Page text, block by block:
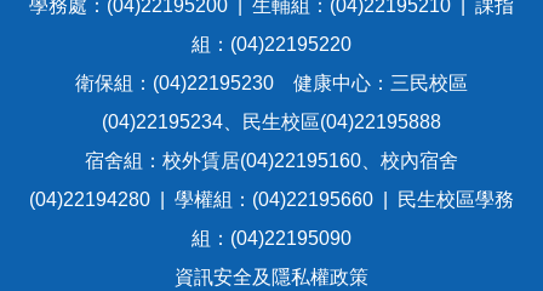
學務處：(04)22195200 | 生輔組：(04)22195210 | 課指
組：(04)22195220
衛保組：(04)22195230 健康中心：三民校區
(04)22195234、民生校區(04)22195888
宿舍組：校外賃居(04)22195160、校內宿舍
(04)22194280 | 學權組：(04)22195660 | 民生校區學務
組：(04)22195090
資訊安全及隱私權政策